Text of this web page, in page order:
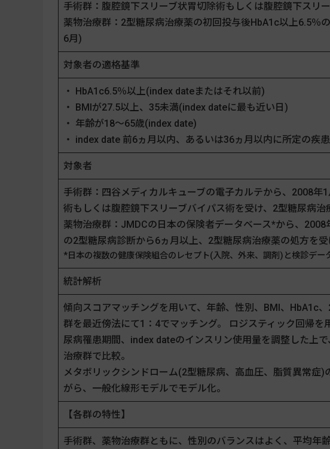
手術群：腹腔鏡下スリーブ状胃切除術もしくは腹腔鏡下スリ
薬物治療群：2型糖尿病治療薬の初回投与後HbA1c以上6.5％
6月)
対象者の適格基準
・ HbA1c6.5％以上(index dateまたはそれ以前)
・ BMIが27.5以上、35未満(index dateに最も近い日)
・ 年齢が18～65歳(index date)
・ index date 前6ヵ月以内、あるいは36ヵ月以内に所定の疾
対象者
手術群：四谷メディカルキューブの電子カルテから、2008
術もしくは腹腔鏡下スリーブバイパス術を受け、2型糖尿病
薬物治療群：JMDCの日本の保険者データベース*から、
の2型糖尿病診断から6ヵ月以上、2型糖尿病治療薬の処方を
*日本の複数の健康保険組合のレセプト(入院、外来、調剤)と検診デー
統計解析
傾向スコアマッチングを用いて、年齢、性別、BMI、HbA1c
群を最近傍法にて1：4でマッチング。 ロジスティック回帰
尿病罹患期間、index dateのインスリン使用量を調整した上
治療群で比較。
メタボリックシンドローム(2型糖尿病、高血圧、脂質異常症
がら、一般化線形モデルでモデル化。
【各群の特性】
手術群、薬物治療群ともに、性別のバランスはよく、平均年